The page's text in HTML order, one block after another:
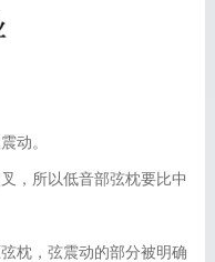
动。
，所以低音部弦枕要比中
枕，弦震动的部分被明确